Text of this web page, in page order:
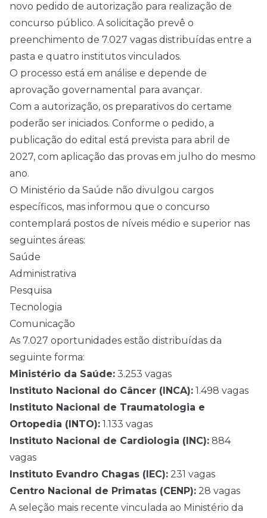
novo pedido de autorização para realização de
concurso público. A solicitação prevê o
preenchimento de 7.027 vagas distribuídas entre a
pasta e quatro institutos vinculados.
O processo está em análise e depende de
aprovação governamental para avançar.
Com a autorização, os preparativos do certame
poderão ser iniciados. Conforme o pedido, a
publicação do edital está prevista para abril de
2027, com aplicação das provas em julho do mesmo
ano.
O Ministério da Saúde não divulgou cargos
específicos, mas informou que o concurso
contemplará postos de níveis médio e superior nas
seguintes áreas:
Saúde
Administrativa
Pesquisa
Tecnologia
Comunicação
As 7.027 oportunidades estão distribuídas da
seguinte forma:
Ministério da Saúde: 3.253 vagas
Instituto Nacional do Câncer (INCA): 1.498 vagas
Instituto Nacional de Traumatologia e
Ortopedia (INTO): 1.133 vagas
Instituto Nacional de Cardiologia (INC): 884
vagas
Instituto Evandro Chagas (IEC): 231 vagas
Centro Nacional de Primatas (CENP): 28 vagas
A seleção mais recente vinculada ao Ministério da